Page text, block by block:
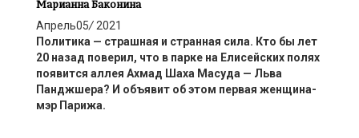
Марианна Баконина
Апрель05/2021
Политика — страшная и странная сила. Кто бы лет
20 назад поверил, что в парке на Елисейских полях
появится аллея Ахмад Шаха Масуда — Льва
Панджшера? И объявит об этом первая женщина-
мэр Парижа.